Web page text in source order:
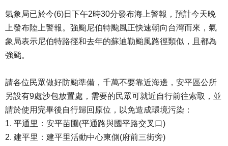
氣象局已於今(6)日下午2時30分發布海上警報，預計今天晚
上發布陸上警報。強颱尼伯特颱風正快速朝向台灣而來，氣
象局表示尼伯特路徑和去年的蘇迪勒颱風路徑類似，且都為
強颱。
請各位民眾做好防颱準備，千萬不要靠近海邊，安平區公所
另設有9處沙包放置處，需要的民眾可就近自行前往索取，並
請於使用完畢後自行歸回原位，以免造成環境污染：
1. 平通里：安平苗圃(平通路與國平路交叉口)
2. 建平里：建平里活動中心東側(府前三街旁)